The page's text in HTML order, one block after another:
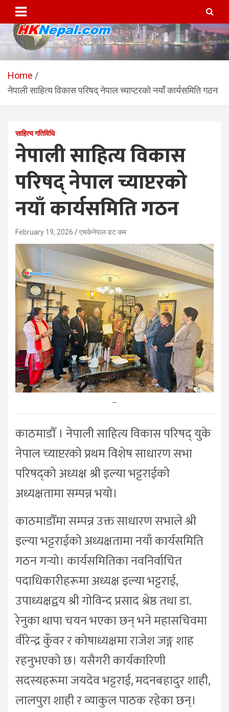
content
HKNepal.com – हङकङबाट
सञ्चालित पहिलो नेपाली अनलाईन
पत्रिका
hknepal, hknepal.com, hk nepal, hk nepal com
Home
नेपाली साहित्य विकास परिषद् नेपाल च्याप्टरको नयाँ कार्यसमिति गठन
साहित्य गतिविधि
नेपाली साहित्य विकास
परिषद् नेपाल च्याप्टरको
नयाँ कार्यसमिति गठन
February 19, 2026 एचकेनेपाल डट कम
–
काठमाडौँ । नेपाली साहित्य विकास परिषद् युके
नेपाल च्याप्टरको प्रथम विशेष साधारण सभा
परिषद्को अध्यक्ष श्री इल्या भट्टराईको
अध्यक्षतामा सम्पन्न भयो।
काठमाडौँमा सम्पन्न उक्त साधारण सभाले श्री
इल्या भट्टराईको अध्यक्षतामा नयाँ कार्यसमिति
गठन गर्‍यो। कार्यसमितिका नवनिर्वाचित
पदाधिकारीहरूमा अध्यक्ष इल्या भट्टराई,
उपाध्यक्षद्वय श्री गोविन्द प्रसाद श्रेष्ठ तथा डा.
रेनुका थापा चयन भएका छन् भने महासचिवमा
वीरेन्द्र कुँवर र कोषाध्यक्षमा राजेश जङ्ग शाह
रहनुभएको छ। यसैगरी कार्यकारिणी
सदस्यहरूमा जयदेव भट्टराई, मदनबहादुर शाही,
लालपुरा शाही र व्याकुल पाठक रहेका छन्।